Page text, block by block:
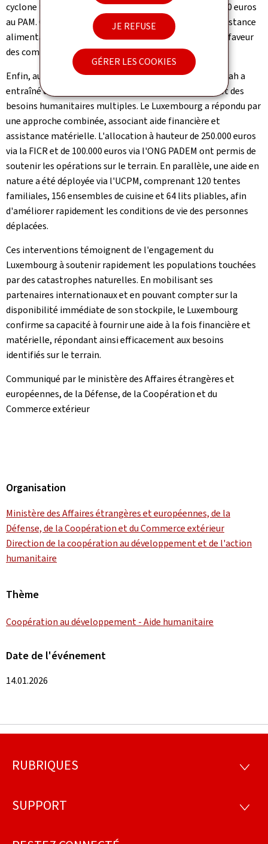
JE REFUSE
GÉRER LES COOKIES
cyclone tropical Senyar, le Luxembourg a alloué 250.000 euros
au PAM. Cette contribution a permis de renforcer l'assistance
alimentaire et de soutenir les efforts humanitaires en faveur
des communautés touchées.
Enfin, au Sri Lanka, le passage du cyclone tropical Ditwah a
entraîné d'importants déplacements de population et des
besoins humanitaires multiples. Le Luxembourg a répondu par
une approche combinée, associant aide financière et
assistance matérielle. L'allocation à hauteur de 250.000 euros
via la FICR et de 100.000 euros via l'ONG PADEM ont permis de
soutenir les opérations sur le terrain. En parallèle, une aide en
nature a été déployée via l'UCPM, comprenant 120 tentes
familiales, 156 ensembles de cuisine et 64 lits pliables, afin
d'améliorer rapidement les conditions de vie des personnes
déplacées.
Ces interventions témoignent de l'engagement du
Luxembourg à soutenir rapidement les populations touchées
par des catastrophes naturelles. En mobilisant ses
partenaires internationaux et en pouvant compter sur la
disponibilité immédiate de son stockpile, le Luxembourg
confirme sa capacité à fournir une aide à la fois financière et
matérielle, répondant ainsi efficacement aux besoins
identifiés sur le terrain.
Communiqué par le ministère des Affaires étrangères et
européennes, de la Défense, de la Coopération et du
Commerce extérieur
Organisation
Ministère des Affaires étrangères et européennes, de la
Défense, de la Coopération et du Commerce extérieur
Direction de la coopération au développement et de l'action
humanitaire
Thème
Coopération au développement - Aide humanitaire
Date de l'événement
14.01.2026
Pied
page
RUBRIQUES
SUPPORT